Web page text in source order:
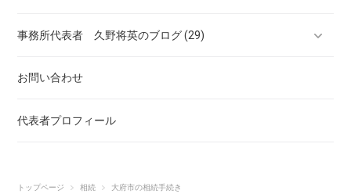
事務所代表者 久野将英のブログ (29)
2019年１月26日の記事
2019年2月2日の記事
お問い合わせ
代表者プロフィール
トップページ 相続 大府市の相続手続き